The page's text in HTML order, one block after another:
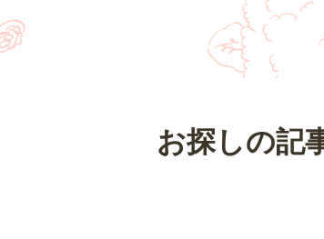
お探しの記